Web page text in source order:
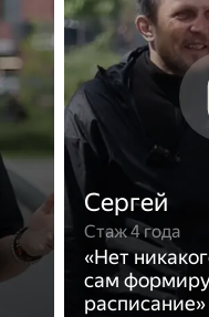
Сергей
Стаж 4 года
«Нет
сам
расписание»